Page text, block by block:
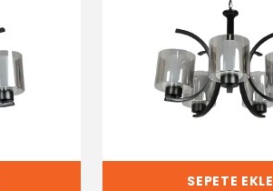
SEPETE EKLE